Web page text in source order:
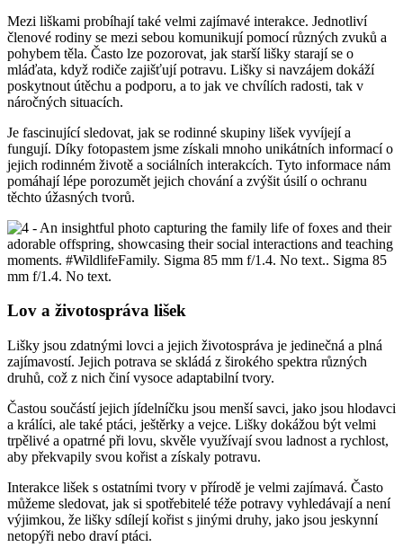
Mezi liškami probíhají také velmi zajímavé interakce. Jednotliví
členové rodiny se mezi sebou komunikují pomocí různých zvuků a
pohybem těla. Často lze pozorovat, jak starší lišky starají se o
mláďata, když rodiče zajišťují potravu. Lišky si navzájem dokáží
poskytnout útěchu a podporu, a to jak ve chvílích radosti, tak v
náročných situacích.
Je fascinující sledovat, jak se rodinné skupiny lišek vyvíjejí a
fungují. Díky fotopastem jsme získali mnoho unikátních informací o
jejich rodinném životě a sociálních interakcích. Tyto informace nám
pomáhají lépe porozumět jejich chování a zvýšit úsilí o ochranu
těchto úžasných tvorů.
Lov a životospráva lišek
Lišky jsou zdatnými lovci a jejich životospráva je jedinečná a plná
zajímavostí. Jejich potrava se skládá z širokého spektra různých
druhů, což z nich činí vysoce adaptabilní tvory.
Častou součástí jejich jídelníčku jsou menší savci, jako jsou hlodavci
a králíci, ale také ptáci, ještěrky a vejce. Lišky dokážou být velmi
trpělivé a opatrné při lovu, skvěle využívají svou ladnost a rychlost,
aby překvapily svou kořist a získaly potravu.
Interakce lišek s ostatními tvory v přírodě je velmi zajímavá. Často
můžeme sledovat, jak si spotřebitelé téže potravy vyhledávají a není
výjimkou, že lišky sdílejí kořist s jinými druhy, jako jsou jeskynní
netopýři nebo draví ptáci.